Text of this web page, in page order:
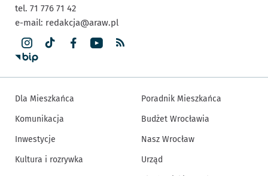
tel. 71 776 71 42
e-mail: redakcja@araw.pl
Dla Mieszkańca
Komunikacja
Inwestycje
Kultura i rozrywka
Poradnik Mieszkańca
Budżet Wrocławia
Nasz Wrocław
Urząd